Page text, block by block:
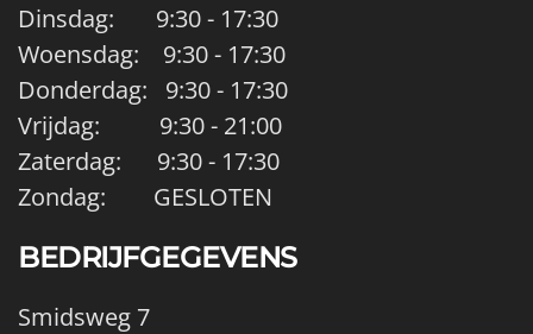
Dinsdag: 9:30 - 17:30
Woensdag: 9:30 - 17:30
Donderdag: 9:30 - 17:30
Vrijdag: 9:30 - 21:00
Zaterdag: 9:30 - 17:30
Zondag: GESLOTEN
BEDRIJFGEGEVENS
Smidsweg 7